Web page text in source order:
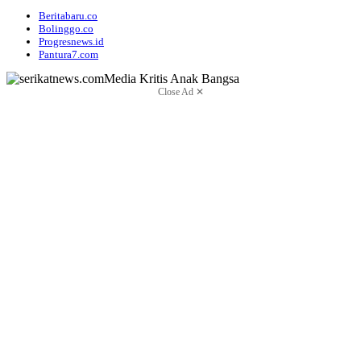
Beritabaru.co
Bolinggo.co
Progresnews.id
Pantura7.com
Close Ad ✕